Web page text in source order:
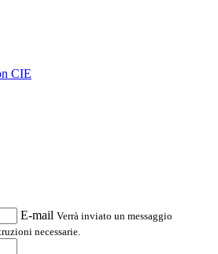
CIE
E-mail Verrà inviato un messaggio
necessarie.